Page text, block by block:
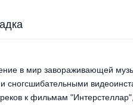
в мир завораживающей
к фильмам